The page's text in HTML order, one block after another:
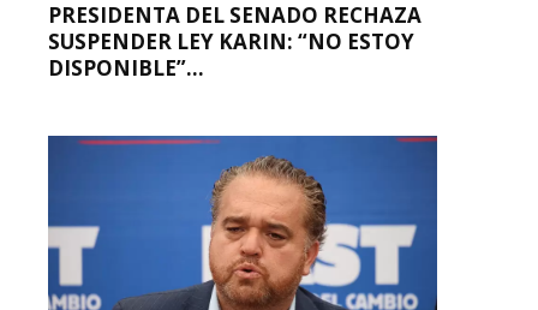
PRESIDENTA DEL SENADO RECHAZA
SUSPENDER LEY KARIN: “NO ESTOY
DISPONIBLE”...